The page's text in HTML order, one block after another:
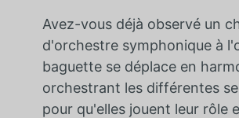
Avez-vous déjà observé un
d'orchestre symphonique à
baguette se déplace en
orchestrant les différentes
pour qu'elles jouent leur rôle